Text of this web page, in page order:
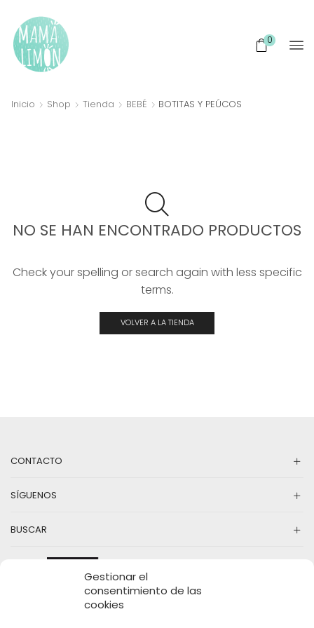
Gestionar el
consentimiento de las
cookies
0
Inicio Shop Tienda BEBÉ BOTITAS Y PEÚCOS
NO SE HAN ENCONTRADO PRODUCTOS
Check your spelling or search again with less specific
terms.
VOLVER A LA TIENDA
CONTACTO
SÍGUENOS
BUSCAR